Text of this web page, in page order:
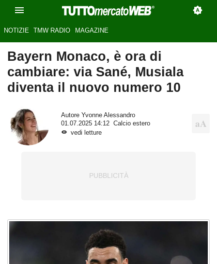
NOTIZIE TMW RADIO MAGAZINE
Bayern Monaco, è ora di
cambiare: via Sané, Musiala
diventa il nuovo numero 10
Autore Yvonne Alessandro
01.07.2025 14:12
Calcio estero
vedi letture